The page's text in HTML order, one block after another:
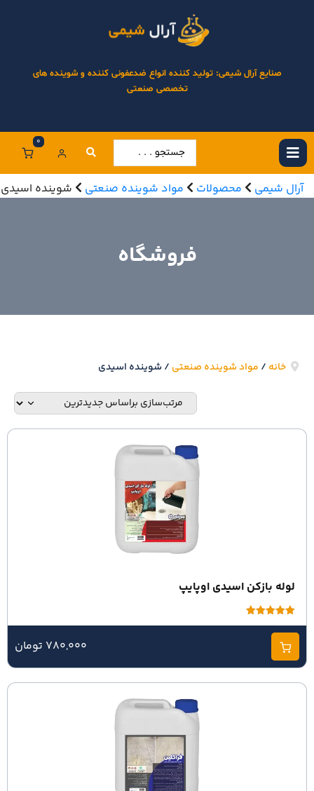
صنایع آرال شیمی: تولید کننده انواع ضدعفونی کننده و شوینده های
تخصصی صنعتی
0
آرال شیمی محصولات مواد شوینده صنعتی شوینده اسیدی
فروشگاه
خانه / مواد شوینده صنعتی / شوینده اسیدی
لوله بازکن اسیدی اوپایپ
امتیاز5.00
از 5
780,000 تومان